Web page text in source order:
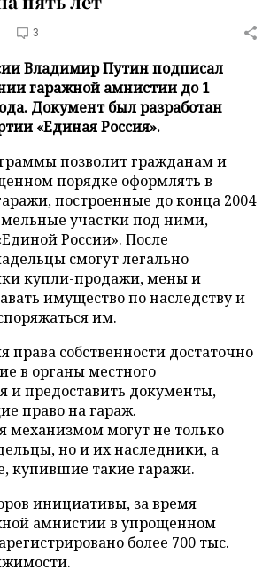
3
Владимир Путин подписал
гаражной амнистии до 1
Документ был разработан
«Единая Россия».
позволит гражданам и
порядке оформлять в
построенные до конца 2004
участки под ними,
России». После
смогут легально
купли-продажи, мены и
имущество по наследству и
им.
права собственности достаточно
в органы местного
и предоставить документы,
право на гараж.
механизмом могут не только
но и их наследники, а
купившие такие гаражи.
инициативы, за время
амнистии в упрощенном
более 700 тыс.